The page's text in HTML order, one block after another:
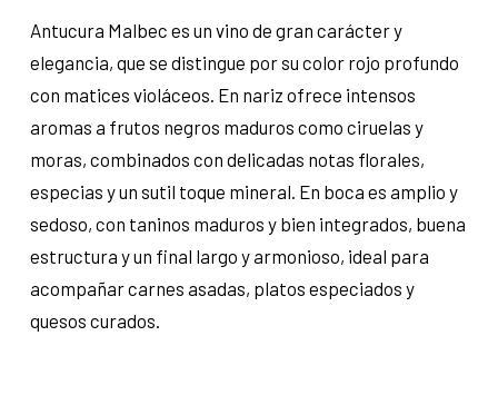
Antucura Malbec es un vino de gran carácter y
elegancia, que se distingue por su color rojo profundo
con matices violáceos. En nariz ofrece intensos
aromas a frutos negros maduros como ciruelas y
moras, combinados con delicadas notas florales,
especias y un sutil toque mineral. En boca es amplio y
sedoso, con taninos maduros y bien integrados, buena
estructura y un final largo y armonioso, ideal para
acompañar carnes asadas, platos especiados y
quesos curados.